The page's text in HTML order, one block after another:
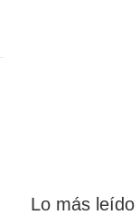
Lo más leído